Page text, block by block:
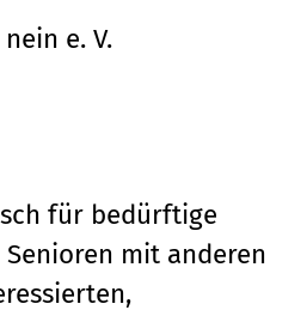
e. V.
für bedürftige
mit anderen